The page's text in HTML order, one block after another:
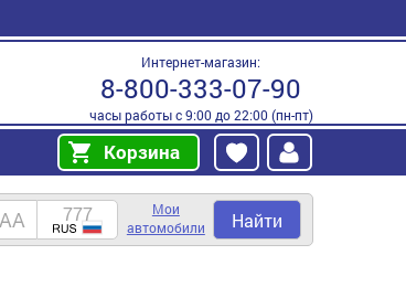
Интернет-магазин:
8-800-333-07-90
часы работы с 9:00 до 22:00 (пн-пт)
Корзина
Мои
автомобили
Найти